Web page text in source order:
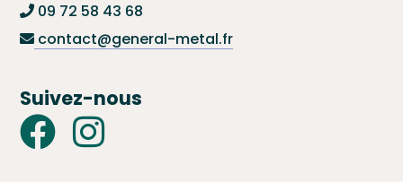
09 72 58 43 68
contact@general-metal.fr
Suivez-nous